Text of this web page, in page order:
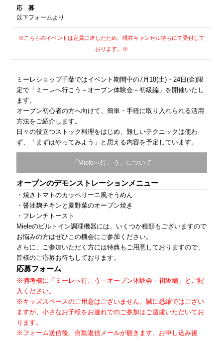
応 募
以下フォームより
※こちらのイベントは定員に達したため、現在キャンセル待ちにて受付して
おります。※
ミーレショップ千葉ではイベント期間中の7月18(土)・24日(金)限
定で「ミーレへ行こう－オーブン体験会－初級編」を開催いたし
ます。
オーブン初心者の方へ向けて、簡単・手軽に取り入れられる活用
方法をご紹介します。
日々の役立つストック料理をはじめ、難しいテクニックは使わ
ず、「まずはやってみよう」と思える内容を予定しています。
「Mieleへ行こう」について
オーブンのデモンストレーションメニュー
・焼きトマトのカッペリーニ風そうめん
・醤油麹チキンと夏野菜のオーブン焼き
・フレンチトースト
Mieleのビルトイン調理機器には、いくつか種類もございますので
お悩みの方はぜひこの機会にご参加ください。
さらに、ご参加いただく方には特典もご用意しておりますので、
皆様のご応募お待ちしております。
応募フォーム
※備考欄に「ミーレへ行こう－オーブン体験会－初級編」とご記
入ください。
※キッズスペースのご用意はございません。誠に恐縮ではござい
ますが、小さなお子様をお連れでのご参加はご遠慮いただいてお
ります。
※フォーム送信後、自動返信メールが届きます。お申し込み後